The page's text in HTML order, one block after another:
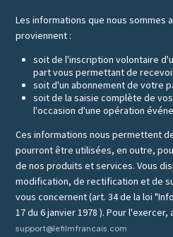
Les informations que nous sommes
proviennent :
soit de l'inscription volontaire
part vous permettant de
soit d'un abonnement de votre
soit de la saisie complète de
l'occasion d'une opération
Ces informations nous permettent
pourront être utilisées, en outre,
de nos produits et services. Vous
modification, de rectification et de
vous concernent (art. 34 de la loi
17 du 6 janvier 1978 ). Pour
support@lefilmfrancais.com